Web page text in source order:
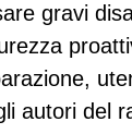
gravi
autori del